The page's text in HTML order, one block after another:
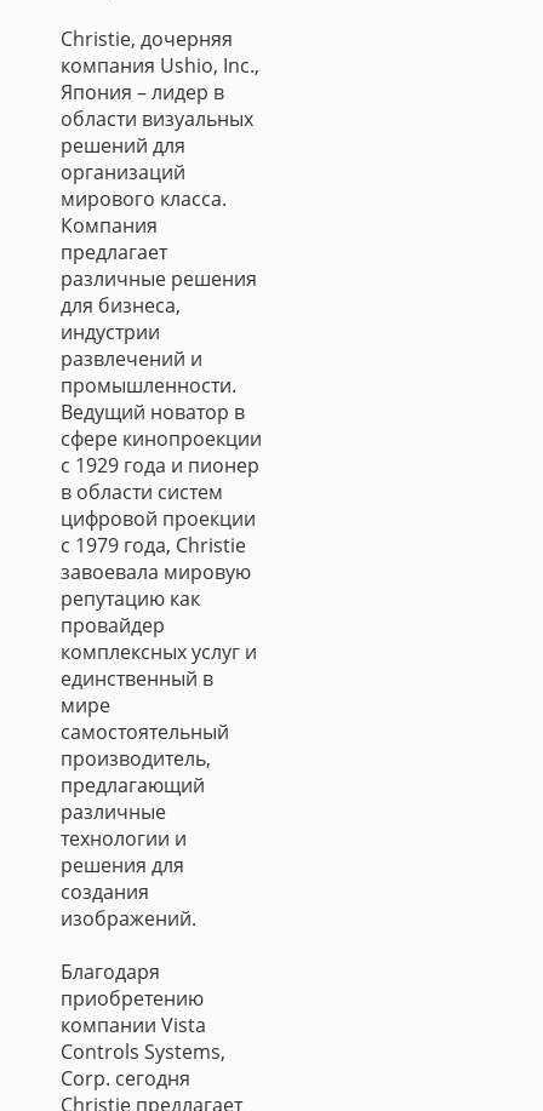
Christie, дочерняя
компания Ushio, Inc.,
Япония – лидер в
области визуальных
решений для
организаций
мирового класса.
Компания
предлагает
различные решения
для бизнеса,
индустрии
развлечений и
промышленности.
Ведущий новатор в
сфере кинопроекции
с 1929 года и пионер
в области систем
цифровой проекции
с 1979 года, Christie
завоевала мировую
репутацию как
провайдер
комплексных услуг и
единственный в
мире
самостоятельный
производитель,
предлагающий
различные
технологии и
решения для
создания
изображений.
Благодаря
приобретению
компании Vista
Controls Systems,
Corp. сегодня
Christie предлагает